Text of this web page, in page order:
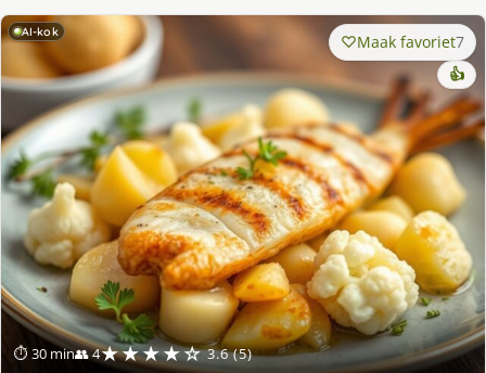
AI-kok
⏱ 30 min👥 4★★★★☆ 3.6 (5)
Maak favoriet7
👍